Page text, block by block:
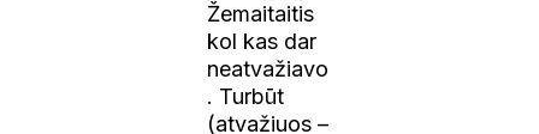
Žemaitaitis
kol kas dar
neatvažiavo
. Turbūt
(atvažiuos –